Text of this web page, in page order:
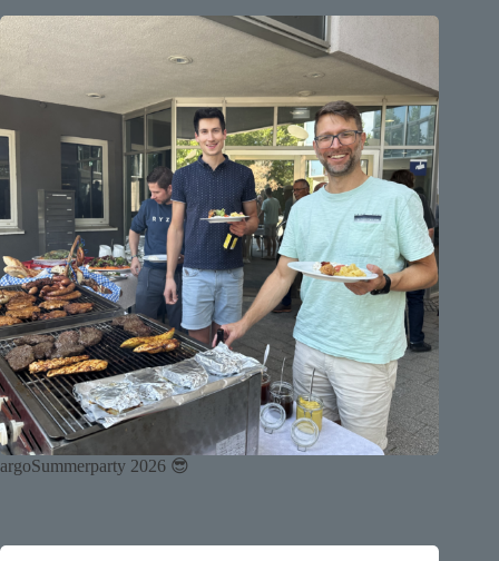
argoSummerparty 2026 😎